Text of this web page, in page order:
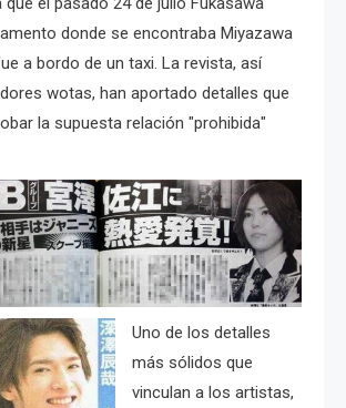
donde se encontraba Miyazawa
a bordo de un taxi. La revista, así
wotas, han aportado detalles que
la supuesta relación "prohibida"
Uno de los detalles
más sólidos que
vinculan a los artistas,